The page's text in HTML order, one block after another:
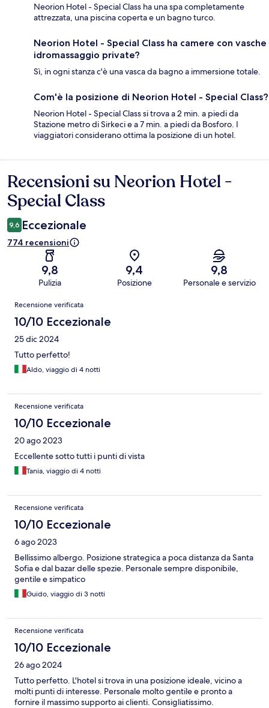
Neorion Hotel - Special Class ha una spa completamente
attrezzata, una piscina coperta e un bagno turco.
Neorion Hotel - Special Class ha camere con vasche
idromassaggio private?
Sì, in ogni stanza c'è una vasca da bagno a immersione totale.
Com'è la posizione di Neorion Hotel - Special Class?
Neorion Hotel - Special Class si trova a 2 min. a piedi da
Stazione metro di Sirkeci e a 7 min. a piedi da Bosforo. I
viaggiatori considerano ottima la posizione di un hotel.
Recensioni
Recensioni su Neorion Hotel -
Special Class
9,6 Eccezionale
774 recensioni
9,8
Pulizia
9,4
Posizione
9,8
Personale e servizio
Recensioni
Recensione verificata
10/10 Eccezionale
25 dic 2024
Tutto perfetto!
Aldo, viaggio di 4 notti
Recensione verificata
10/10 Eccezionale
20 ago 2023
Eccellente sotto tutti i punti di vista
Tania, viaggio di 4 notti
Recensione verificata
10/10 Eccezionale
6 ago 2023
Bellissimo albergo. Posizione strategica a poca distanza da Santa
Sofia e dal bazar delle spezie. Personale sempre disponibile,
gentile e simpatico
Guido, viaggio di 3 notti
Recensione verificata
10/10 Eccezionale
26 ago 2024
Tutto perfetto. L'hotel si trova in una posizione ideale, vicino a
molti punti di interesse. Personale molto gentile e pronto a
fornire il massimo supporto ai clienti. Consigliatissimo.